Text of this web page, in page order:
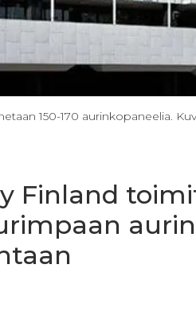
150-170 aurinkopaneelia.
Finland